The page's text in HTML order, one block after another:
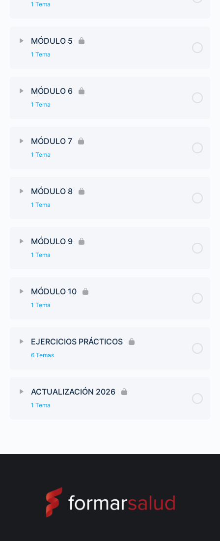
1 Tema
MÓDULO 5
1 Tema
MÓDULO 6
1 Tema
MÓDULO 7
1 Tema
MÓDULO 8
1 Tema
MÓDULO 9
1 Tema
MÓDULO 10
1 Tema
EJERCICIOS PRÁCTICOS
6 Temas
ACTUALIZACIÓN 2026
1 Tema